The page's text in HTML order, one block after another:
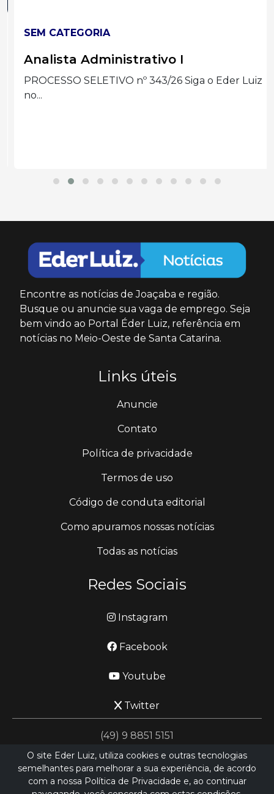
SEM CATEGORIA
Analista Administrativo I
PROCESSO SELETIVO nº 343/26 Siga o Eder Luiz
no...
Encontre as notícias de Joaçaba e região.
Busque ou anuncie sua vaga de emprego. Seja
bem vindo ao Portal Éder Luiz, referência em
notícias no Meio-Oeste de Santa Catarina.
Links úteis
Anuncie
Contato
Política de privacidade
Termos de uso
Código de conduta editorial
Como apuramos nossas notícias
Todas as notícias
Redes Sociais
Instagram
Facebook
Youtube
Twitter
(49) 9 8851 5151
jornalismo@ederluiz.com.vc
O site Eder Luiz, utiliza cookies e outras tecnologias
semelhantes para melhorar a sua experiência, de acordo
com a nossa Política de Privacidade e, ao continuar